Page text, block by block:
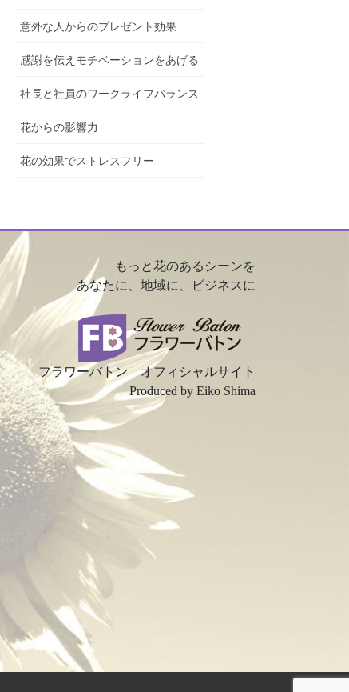
意外な人からのプレゼント効果
感謝を伝えモチベーションをあげる
社長と社員のワークライフバランス
花からの影響力
花の効果でストレスフリー
もっと花のあるシーンを
あなたに、地域に、ビジネスに
フラワーバトン オフィシャルサイト
Produced by Eiko Shima